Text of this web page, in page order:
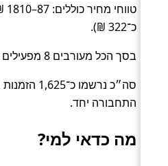
כ־322 ₪).
בסך הכל מעורבים 8 מפעילים ו־15 תחנות מוצא/יעד.
סה״כ נרשמו
התחבורה יחד.
מה כדאי למי?